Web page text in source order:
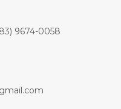
9674-0058